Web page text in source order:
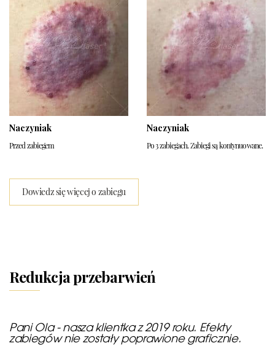
Naczyniak
Przed zabiegem
Naczyniak
Po 3 zabiegach. Zabiegi są kontynuowane.
Dowiedz się więcej o zabiegu
Redukcja przebarwień
Pani Ola - nasza klientka z 2019 roku. Efekty
zabiegów nie zostały poprawione graficznie.